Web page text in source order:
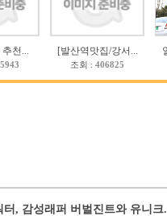
천... [발산역맛집/강서...
조회 : 406825
터, 감성래퍼 버벌진트와 유니크